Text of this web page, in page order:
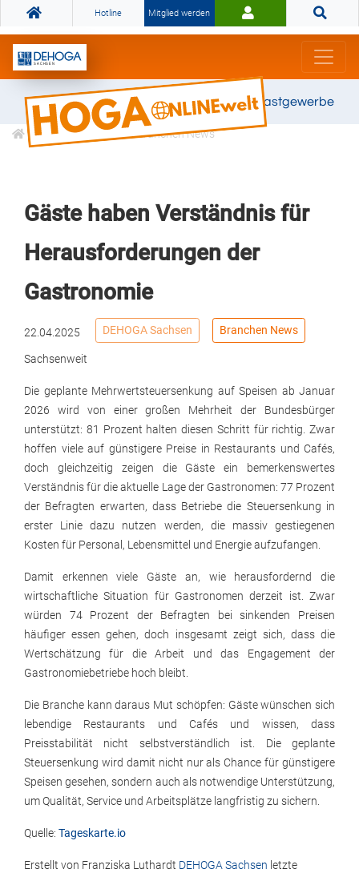
Hotline Mitglied werden
Gemeinsam stark für das Gastgewerbe
Informationen Branchen News
Gäste haben Verständnis für
Herausforderungen der
Gastronomie
22.04.2025 DEHOGA Sachsen Branchen News
Sachsenweit
Die geplante Mehrwertsteuersenkung auf Speisen ab Januar
2026 wird von einer großen Mehrheit der Bundesbürger
unterstützt: 81 Prozent halten diesen Schritt für richtig. Zwar
hoffen viele auf günstigere Preise in Restaurants und Cafés,
doch gleichzeitig zeigen die Gäste ein bemerkenswertes
Verständnis für die aktuelle Lage der Gastronomen: 77 Prozent
der Befragten erwarten, dass Betriebe die Steuersenkung in
erster Linie dazu nutzen werden, die massiv gestiegenen
Kosten für Personal, Lebensmittel und Energie aufzufangen.
Damit erkennen viele Gäste an, wie herausfordernd die
wirtschaftliche Situation für Gastronomen derzeit ist. Zwar
würden 74 Prozent der Befragten bei sinkenden Preisen
häufiger essen gehen, doch insgesamt zeigt sich, dass die
Wertschätzung für die Arbeit und das Engagement der
Gastronomiebetriebe hoch bleibt.
Die Branche kann daraus Mut schöpfen: Gäste wünschen sich
lebendige Restaurants und Cafés und wissen, dass
Preisstabilität nicht selbstverständlich ist. Die geplante
Steuersenkung wird damit nicht nur als Chance für günstigere
Speisen gesehen, sondern auch als notwendige Unterstützung,
um Qualität, Service und Arbeitsplätze langfristig zu sichern.
Quelle: Tageskarte.io
Erstellt von Franziska Luthardt DEHOGA Sachsen letzte